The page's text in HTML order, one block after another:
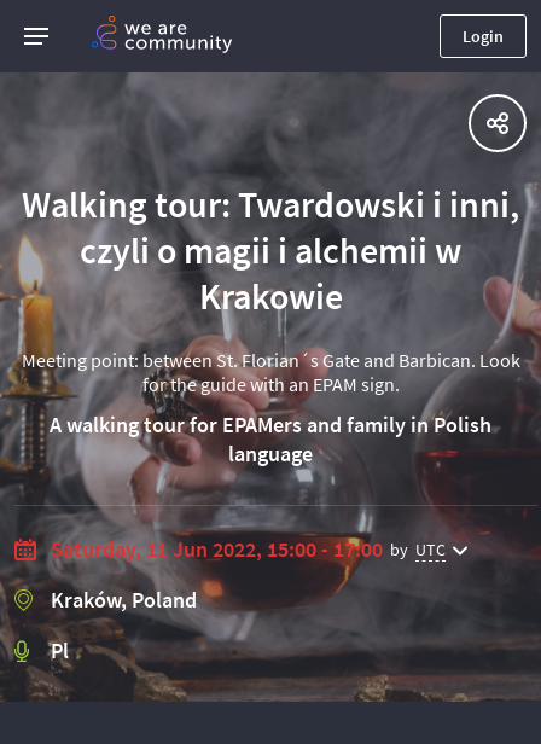
Login
Walking tour: Twardowski i inni,
czyli o magii i alchemii w
Krakowie
Meeting point: between St. Florian´s Gate and Barbican. Look
for the guide with an EPAM sign.
A walking tour for EPAMers and family in Polish
language
Saturday, 11 Jun 2022, 15:00 - 17:00 by UTC
Kraków, Poland
Pl